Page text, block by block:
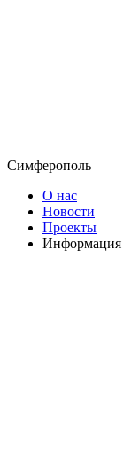
Симферополь
О нас
Новости
Проекты
Информация